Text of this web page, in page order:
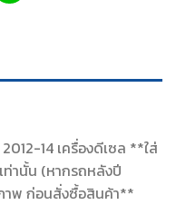
14 เครื่องดีเซล **ใส่
ท่านั้น (หากรถหลังปี
าพ ก่อนสั่งซื้อสินค้า**